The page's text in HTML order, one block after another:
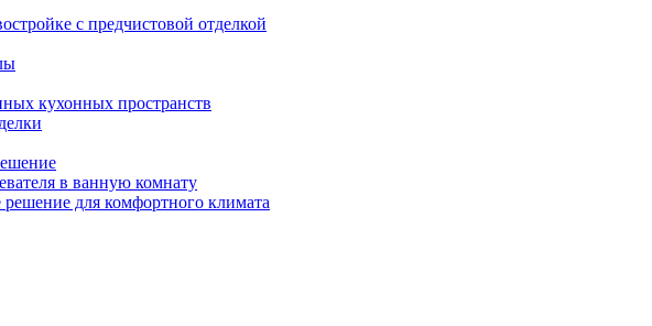
с предчистовой отделкой
кухонных пространств
в ванную комнату
для комфортного климата